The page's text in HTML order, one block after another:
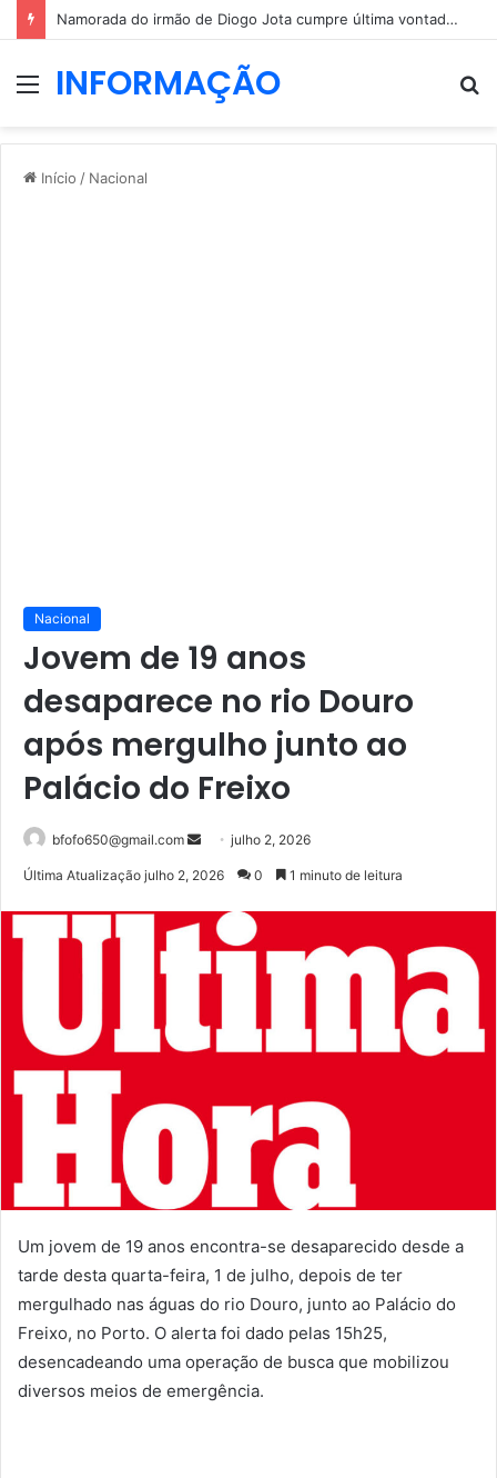
Namorada do irmão de Diogo Jota cumpre última vontade do jovem
MenuINFORMAÇÃO
Início / Nacional
Nacional
Jovem de 19 anos
desaparece no rio Douro
após mergulho junto ao
Palácio do Freixo
bfofo650@gmail.com
Mande
mail
julho 2, 2026
Última Atualização julho 2, 2026 0 1 minuto de leitura
Um jovem de 19 anos encontra-se desaparecido desde a
tarde desta quarta-feira, 1 de julho, depois de ter
mergulhado nas águas do rio Douro, junto ao Palácio do
Freixo, no Porto. O alerta foi dado pelas 15h25,
desencadeando uma operação de busca que mobilizou
diversos meios de emergência.